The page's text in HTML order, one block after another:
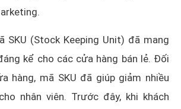
SKU (Stock Keeping Unit) đã mang
kể cho các cửa hàng bán lẻ. Đối
hàng, mã SKU đã giúp giảm nhiều
nhân viên. Trước đây, khi khách